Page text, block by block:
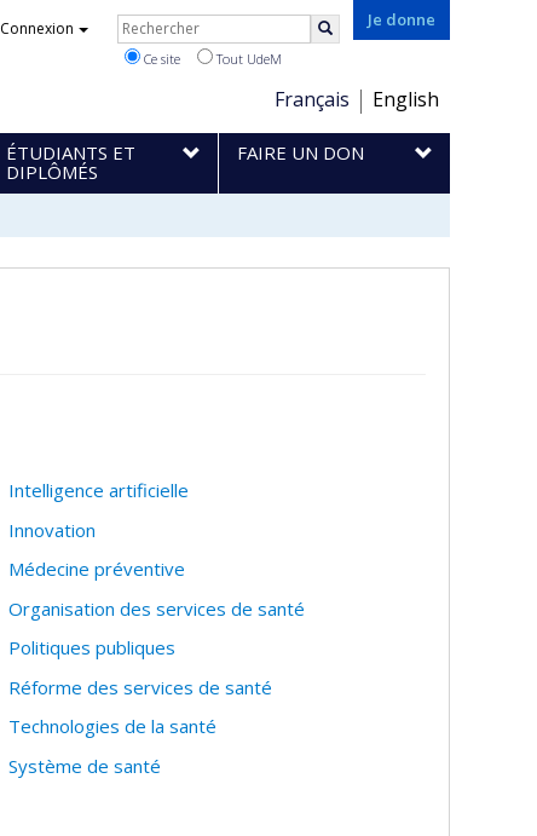
Je donne
Choix
de
la
langue
Français English
Connexion Rechercher
Ce site Tout UdeM
ÉTUDIANTS ET
DIPLÔMÉS
FAIRE UN DON
Intelligence artificielle
Innovation
Médecine préventive
Organisation des services de santé
Politiques publiques
Réforme des services de santé
Technologies de la santé
Système de santé